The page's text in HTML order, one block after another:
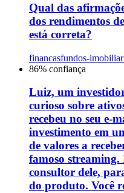
Qual das
dos rendimentos
está correta?
financasfundos-
86% confiança
Luiz, um
curioso sobre
recebeu no seu e-
investimento em
de valores a
famoso
consultor dele,
do produto. Você